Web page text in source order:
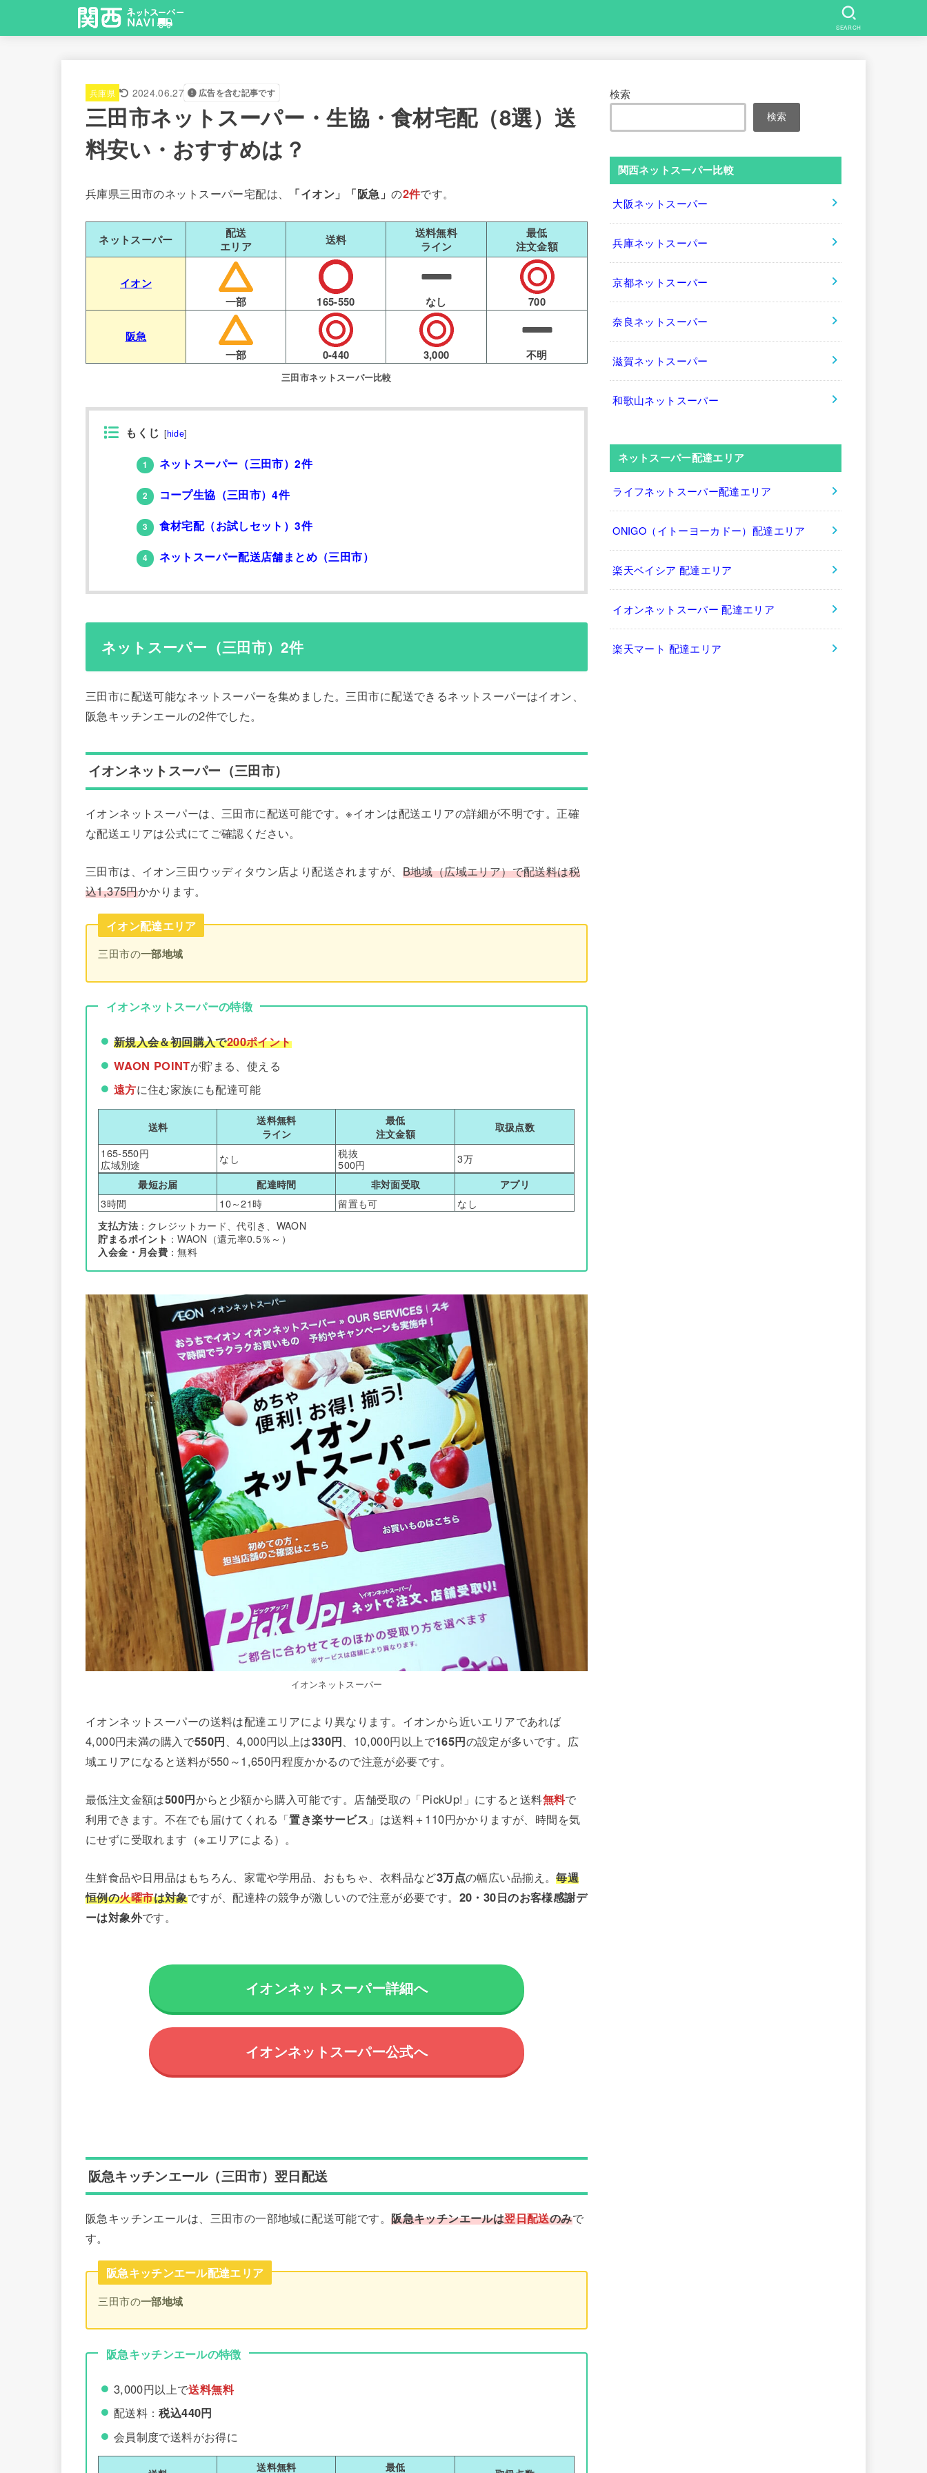
SEARCH
兵庫県 2024.06.27 広告を含む記事です
三田市ネットスーパー・生協・食材宅配（8選）送
料安い・おすすめは？
兵庫県三田市のネットスーパー宅配は、 「イオン」「阪急」の2件です。
ネットスーパー
配送
エリア
送料
送料無料
ライン
最低
注文金額
イオン
一部
165-550 なし 700
阪急
一部
0-440 3,000 不明
三田市ネットスーパー比較
もくじ [hide]
1 ネットスーパー（三田市）2件
2 コープ生協（三田市）4件
3 食材宅配（お試しセット）3件
4 ネットスーパー配送店舗まとめ（三田市）
ネットスーパー（三田市）2件
三田市に配送可能なネットスーパーを集めました。三田市に配送できるネットスーパーはイオン、
阪急キッチンエールの2件でした。
イオンネットスーパー（三田市）
イオンネットスーパーは、三田市に配送可能です。※イオンは配送エリアの詳細が不明です。正確
な配送エリアは公式にてご確認ください。
三田市は、イオン三田ウッディタウン店より配送されますが、 B地域（広域エリア）で配送料は税
込1,375円かかります。
イオン配達エリア
三田市の一部地域
イオンネットスーパーの特徴
新規入会＆初回購入で200ポイント
WAON POINTが貯まる、使える
遠方に住む家族にも配達可能
送料
送料無料
ライン
最低
注文金額
取扱点数
165-550円
広域別途
なし
税抜
500円
3万
最短お届 配達時間 非対面受取 アプリ
3時間 10～21時 留置も可 なし
支払方法：クレジットカード、代引き、WAON
貯まるポイント ：WAON（還元率0.5％～）
入会金・月会費：無料
イオンネットスーパー
イオンネットスーパーの送料は配達エリアにより異なります。イオンから近いエリアであれば
4,000円未満の購入で550円 、4,000円以上は330円 、10,000円以上で165円の設定が多いです。広
域エリアになると送料が550～1,650円程度かかるので注意が必要です。
最低注文金額は500円からと少額から購入可能です。店舗受取の「PickUp!」にすると送料無料で
利用できます。不在でも届けてくれる「置き楽サービス 」は送料＋110円かかりますが、時間を気
にせずに受取れます（※エリアによる）。
生鮮食品や日用品はもちろん、家電や学用品、おもちゃ、衣料品など3万点の幅広い品揃え。毎週
恒例の火曜市は対象ですが、配達枠の競争が激しいので注意が必要です。 20・30日のお客様感謝デ
ーは対象外です。
イオンネットスーパー詳細へ
イオンネットスーパー公式へ
阪急キッチンエール（三田市）翌日配送
阪急キッチンエールは、三田市の一部地域に配送可能です。阪急キッチンエールは翌日配送のみで
す。
阪急キッチンエール配達エリア
三田市の一部地域
阪急キッチンエールの特徴
3,000円以上で送料無料
配送料：税込440円
会員制度で送料がお得に
送料無料 最低
検索
検索
関西ネットスーパー比較
大阪ネットスーパー
兵庫ネットスーパー
京都ネットスーパー
奈良ネットスーパー
滋賀ネットスーパー
和歌山ネットスーパー
ネットスーパー配達エリア
ライフネットスーパー配達エリア
ONIGO（イトーヨーカドー）配達エリア
楽天ベイシア 配達エリア
イオンネットスーパー 配達エリア
楽天マート 配達エリア